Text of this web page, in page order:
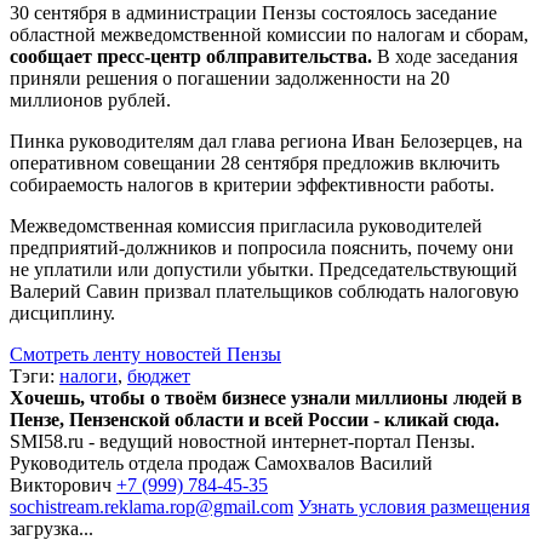
30 сентября в администрации Пензы состоялось заседание
областной межведомственной комиссии по налогам и сборам,
сообщает пресс-центр облправительства. В ходе заседания
приняли решения о погашении задолженности на 20
миллионов рублей.
Пинка руководителям дал глава региона Иван Белозерцев, на
оперативном совещании 28 сентября предложив включить
собираемость налогов в критерии эффективности работы.
Межведомственная комиссия пригласила руководителей
предприятий-должников и попросила пояснить, почему они
не уплатили или допустили убытки. Председательствующий
Валерий Савин призвал плательщиков соблюдать налоговую
дисциплину.
Смотреть ленту новостей Пензы
Тэги: налоги, бюджет
Хочешь, чтобы о твоём бизнесе узнали миллионы людей в
Пензе, Пензенской области и всей России - кликай сюда.
SMI58.ru - ведущий новостной интернет-портал Пензы.
Руководитель отдела продаж Самохвалов Василий
Викторович +7 (999) 784-45-35
sochistream.reklama.rop@gmail.com Узнать условия размещения
загрузка...